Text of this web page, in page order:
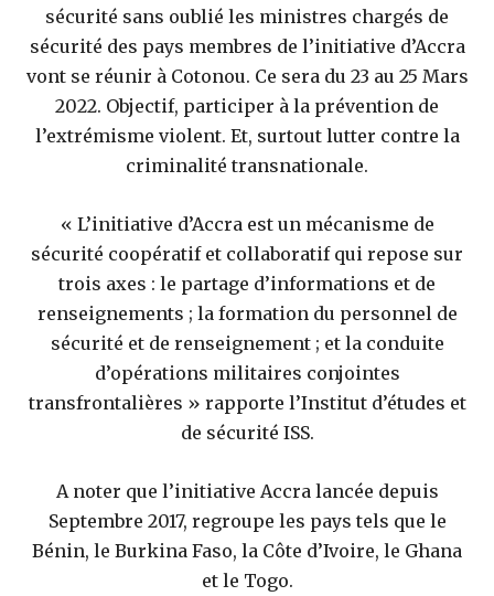
sécurité sans oublié les ministres chargés de
sécurité des pays membres de l’initiative d’Accra
vont se réunir à Cotonou. Ce sera du 23 au 25 Mars
2022. Objectif, participer à la prévention de
l’extrémisme violent. Et, surtout lutter contre la
criminalité transnationale.
« L’initiative d’Accra est un mécanisme de
sécurité coopératif et collaboratif qui repose sur
trois axes : le partage d’informations et de
renseignements ; la formation du personnel de
sécurité et de renseignement ; et la conduite
d’opérations militaires conjointes
transfrontalières » rapporte l’Institut d’études et
de sécurité ISS.
A noter que l’initiative Accra lancée depuis
Septembre 2017, regroupe les pays tels que le
Bénin, le Burkina Faso, la Côte d’Ivoire, le Ghana
et le Togo.